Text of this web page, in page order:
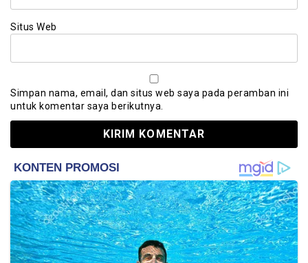
Situs Web
Simpan nama, email, dan situs web saya pada peramban ini
untuk komentar saya berikutnya.